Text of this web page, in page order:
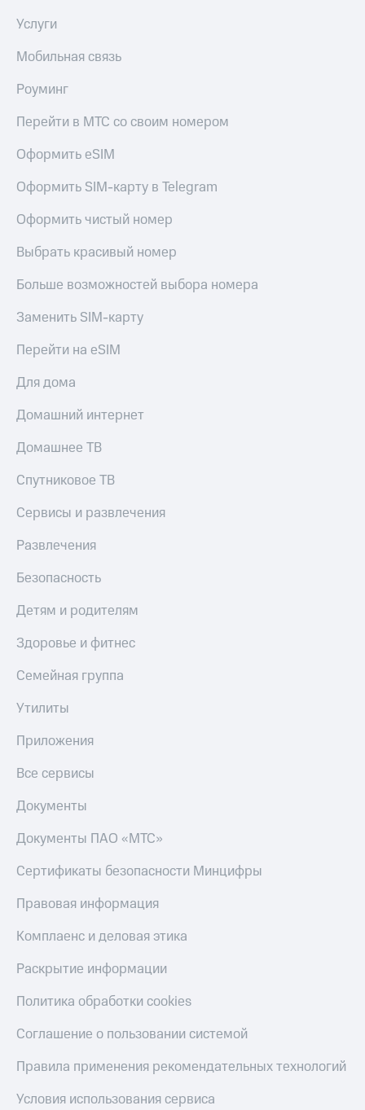
Услуги
Мобильная связь
Роуминг
Перейти в МТС со своим номером
Оформить eSIM
Оформить SIM-карту в Telegram
Оформить чистый номер
Выбрать красивый номер
Больше возможностей выбора номера
Заменить SIM-карту
Перейти на eSIM
Для дома
Домашний интернет
Домашнее ТВ
Спутниковое ТВ
Сервисы и развлечения
Развлечения
Безопасность
Детям и родителям
Здоровье и фитнес
Семейная группа
Утилиты
Приложения
Все сервисы
Документы
Документы ПАО «МТС»
Сертификаты безопасности Минцифры
Правовая информация
Комплаенс и деловая этика
Раскрытие информации
Политика обработки cookies
Соглашение о пользовании системой
Правила применения рекомендательных технологий
Условия использования сервиса